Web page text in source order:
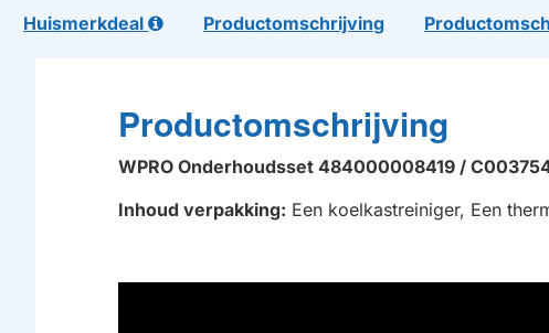
Huismerkdeal Productomschrijving
Productomschrijving
WPRO Onderhoudsset 484000008419 /
Inhoud verpakking: Een koelkastreiniger, Een